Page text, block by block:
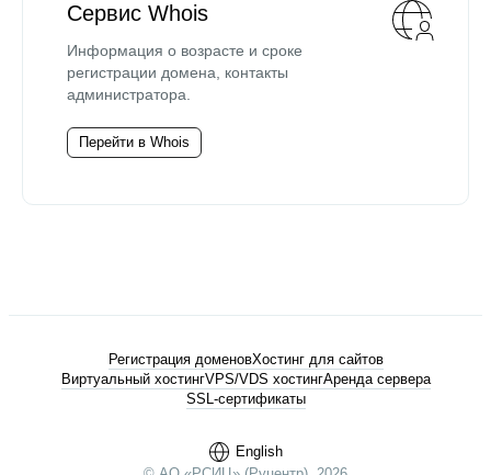
Сервис Whois
Информация о возрасте и сроке
регистрации домена, контакты
администратора.
Перейти в Whois
English
Регистрация доменовХостинг для сайтов
Виртуальный хостингVPS/VDS хостингАренда сервера
SSL-сертификаты